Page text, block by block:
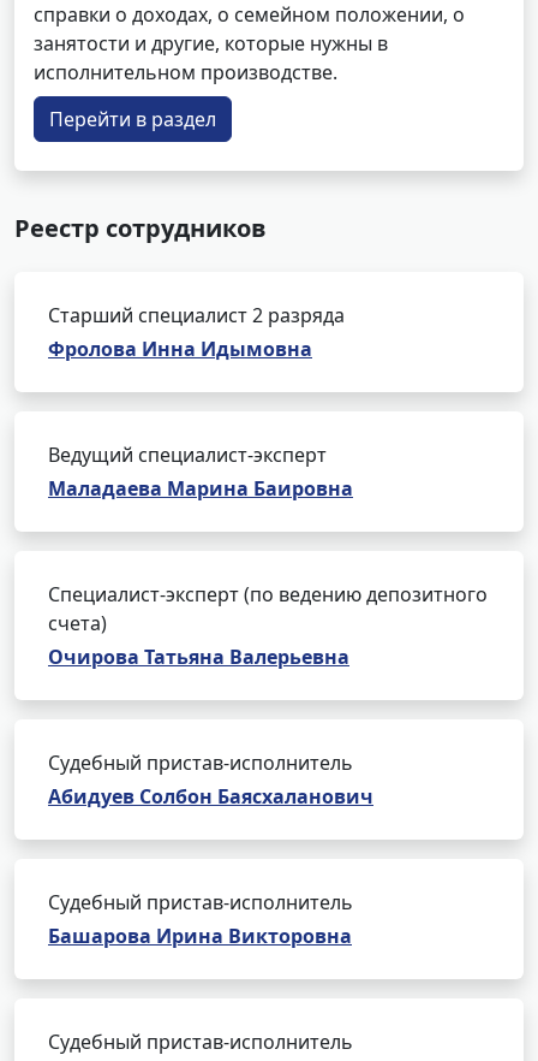
справки о доходах, о семейном положении, о
занятости и другие, которые нужны в
исполнительном производстве.
Перейти в раздел
Реестр сотрудников
Старший специалист 2 разряда
Фролова Инна Идымовна
Ведущий специалист-эксперт
Маладаева Марина Баировна
Специалист-эксперт (по ведению депозитного
счета)
Очирова Татьяна Валерьевна
Судебный пристав-исполнитель
Абидуев Солбон Баясхаланович
Судебный пристав-исполнитель
Башарова Ирина Викторовна
Судебный пристав-исполнитель